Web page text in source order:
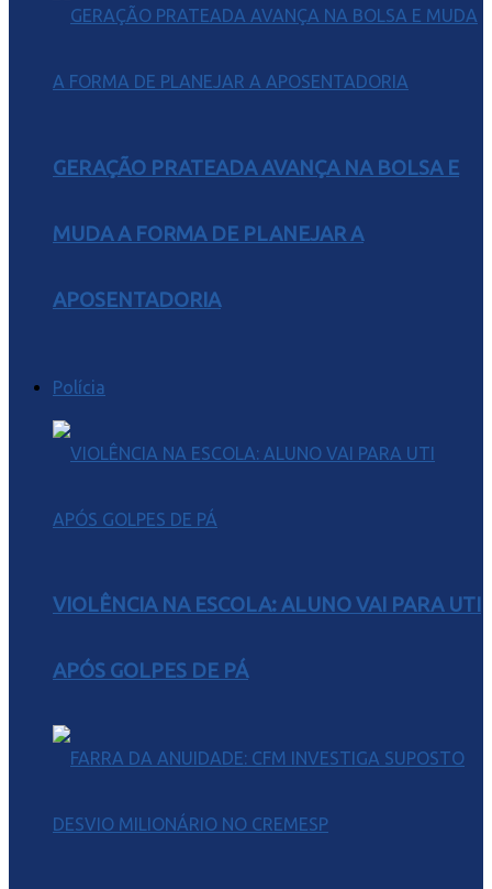
GERAÇÃO PRATEADA AVANÇA NA BOLSA E
MUDA A FORMA DE PLANEJAR A
APOSENTADORIA
Polícia
VIOLÊNCIA NA ESCOLA: ALUNO VAI PARA UTI
APÓS GOLPES DE PÁ